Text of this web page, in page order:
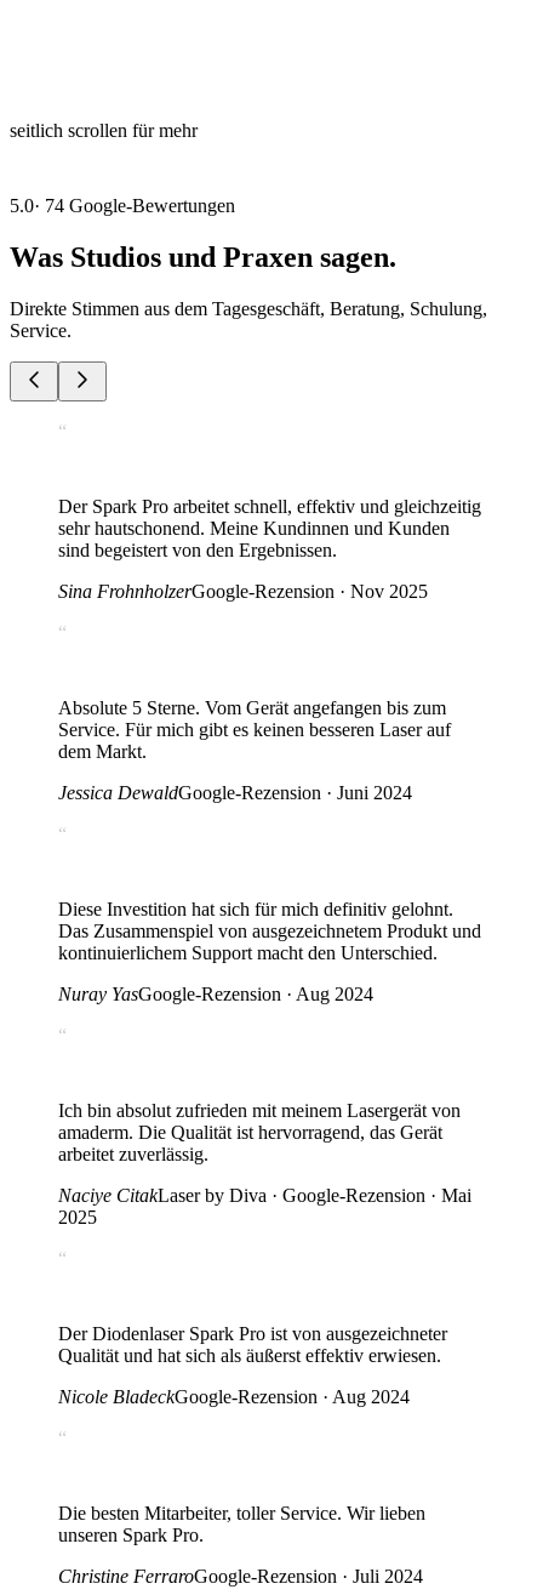
seitlich scrollen für mehr
5.0· 74 Google-Bewertungen
Was Studios und Praxen sagen.
Direkte Stimmen aus dem Tagesgeschäft, Beratung, Schulung,
Service.
“
Der Spark Pro arbeitet schnell, effektiv und gleichzeitig
sehr hautschonend. Meine Kundinnen und Kunden
sind begeistert von den Ergebnissen.
Sina FrohnholzerGoogle-Rezension · Nov 2025
“
Absolute 5 Sterne. Vom Gerät angefangen bis zum
Service. Für mich gibt es keinen besseren Laser auf
dem Markt.
Jessica DewaldGoogle-Rezension · Juni 2024
“
Diese Investition hat sich für mich definitiv gelohnt.
Das Zusammenspiel von ausgezeichnetem Produkt und
kontinuierlichem Support macht den Unterschied.
Nuray YasGoogle-Rezension · Aug 2024
“
Ich bin absolut zufrieden mit meinem Lasergerät von
amaderm. Die Qualität ist hervorragend, das Gerät
arbeitet zuverlässig.
Naciye CitakLaser by Diva · Google-Rezension · Mai
2025
“
Der Diodenlaser Spark Pro ist von ausgezeichneter
Qualität und hat sich als äußerst effektiv erwiesen.
Nicole BladeckGoogle-Rezension · Aug 2024
“
Die besten Mitarbeiter, toller Service. Wir lieben
unseren Spark Pro.
Christine FerraroGoogle-Rezension · Juli 2024